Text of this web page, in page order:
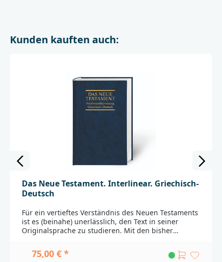
Deutschen Bibelgesellschaft eine
Transkription des hebräischen Grundtextes. Die
Interlinearübersetzung steht jeweils direkt unter
dem hebräischen Text, sodass die Bedeutung jedes
hebräischen Wortes unmittelbar nachvollzogen
kann._____________________________________________________
________Bei Fragen zur Produktsicherheit wenden Sie
sich bitte an:Deutsche BibelgesellschaftBalinger Str.
31 A70567 Stuttgartproduktsicherheit@dbg.de
Kunden kauften auch:
Das Neue Testament. Interlinear. Griechisch-
Deutsch
Für ein vertieftes Verständnis des Neuen Testaments
ist es (beinahe) unerlässlich, den Text in seiner
Originalsprache zu studieren. Mit den bisher
die über keine fortgeschrittene Griechisch-
Kenntnisse verfügen. Nun gibt es auch bei der
75,00 € *